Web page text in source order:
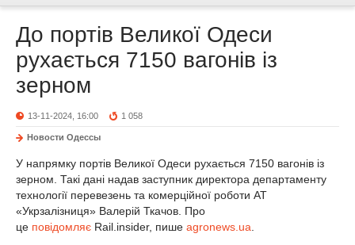
До портів Великої Одеси
рухається 7150 вагонів із
зерном
13-11-2024, 16:00 1 058
Новости Одессы
У напрямку портів Великої Одеси рухається 7150 вагонів із
зерном. Такі дані надав заступник директора департаменту
технології перевезень та комерційної роботи АТ
«Укрзалізниця» Валерій Ткачов. Про
це повідомляє Rail.insider, пише agronews.ua